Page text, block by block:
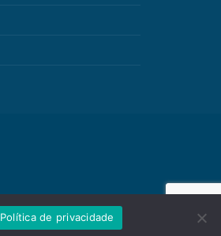
Política de privacidade